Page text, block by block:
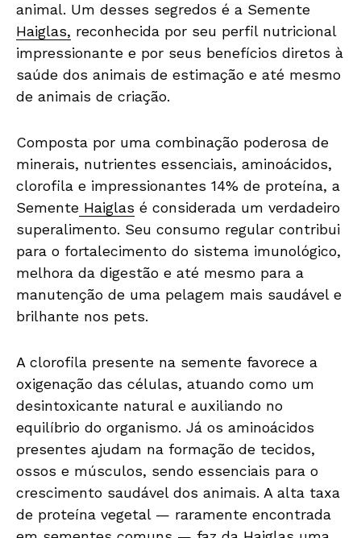
animal. Um desses segredos é a Semente
Haiglas, reconhecida por seu perfil nutricional
impressionante e por seus benefícios diretos à
saúde dos animais de estimação e até mesmo
de animais de criação.
Composta por uma combinação poderosa de
minerais, nutrientes essenciais, aminoácidos,
clorofila e impressionantes 14% de proteína, a
Semente Haiglas é considerada um verdadeiro
superalimento. Seu consumo regular contribui
para o fortalecimento do sistema imunológico,
melhora da digestão e até mesmo para a
manutenção de uma pelagem mais saudável e
brilhante nos pets.
A clorofila presente na semente favorece a
oxigenação das células, atuando como um
desintoxicante natural e auxiliando no
equilíbrio do organismo. Já os aminoácidos
presentes ajudam na formação de tecidos,
ossos e músculos, sendo essenciais para o
crescimento saudável dos animais. A alta taxa
de proteína vegetal — raramente encontrada